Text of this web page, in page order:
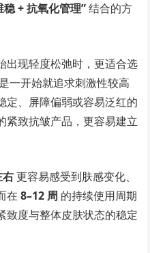
+ 抗氧化管理”结合的方
出现轻度松弛时，更适合选
一开始就追求刺激性较高
定、屏障偏弱或容易泛红的
紧致抗皱产品，更容易建立
右更容易感受到肤感变化、
在8–12 周 的持续使用周期
致度与整体皮肤状态的稳定